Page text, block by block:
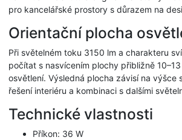
pro kancelářské prostory s důrazem na
Orientační plocha
Při světelném toku 3150 lm a charakteru
počítat s nasvícením plochy přibližně
osvětlení. Výsledná plocha závisí na výšce
řešení interiéru a kombinaci s dalšími
Technické vlastnosti
Příkon: 36 W